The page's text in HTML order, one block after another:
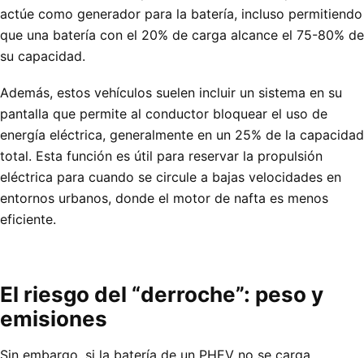
actúe como generador para la batería, incluso permitiendo
que una batería con el 20% de carga alcance el 75-80% de
su capacidad.
Además, estos vehículos suelen incluir un sistema en su
pantalla que permite al conductor bloquear el uso de
energía eléctrica, generalmente en un 25% de la capacidad
total. Esta función es útil para reservar la propulsión
eléctrica para cuando se circule a bajas velocidades en
entornos urbanos, donde el motor de nafta es menos
eficiente.
El riesgo del “derroche”: peso y
emisiones
Sin embargo, si la batería de un PHEV no se carga